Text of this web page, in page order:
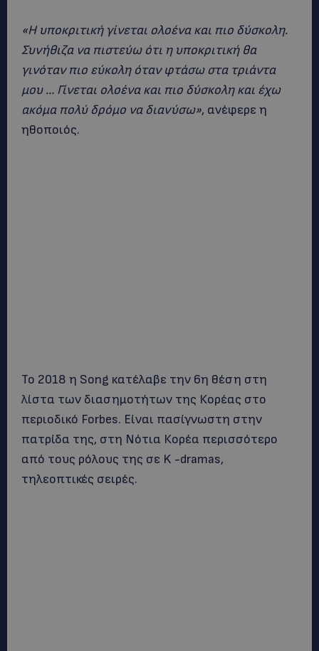
«Η υποκριτική γίνεται ολοένα και πιο δύσκολη.
Συνήθιζα να πιστεύω ότι η υποκριτική θα
γινόταν πιο εύκολη όταν φτάσω στα τριάντα
μου … Γίνεται ολοένα και πιο δύσκολη και έχω
ακόμα πολύ δρόμο να διανύσω», ανέφερε η
ηθοποιός.
Το 2018 η Song κατέλαβε την 6η θέση στη
λίστα των διασημοτήτων της Κορέας στο
περιοδικό Forbes. Είναι πασίγνωστη στην
πατρίδα της, στη Νότια Κορέα περισσότερο
από τους ρόλους της σε K -dramas,
τηλεοπτικές σειρές.